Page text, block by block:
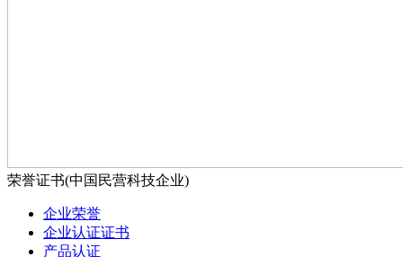
荣誉证书(中国民营科技企业)
企业荣誉
企业认证证书
产品认证